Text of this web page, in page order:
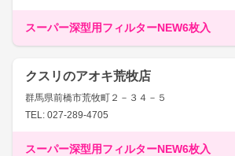
スーパー深型用フィルターNEW6枚入
クスリのアオキ荒牧店
群馬県前橋市荒牧町２－３４－５
TEL: 027-289-4705
スーパー深型用フィルターNEW6枚入